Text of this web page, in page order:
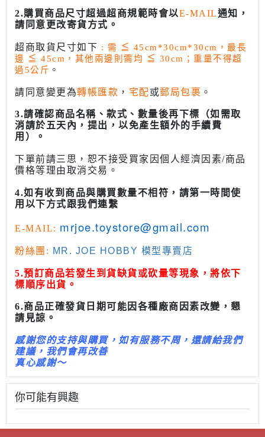
2.購買商品尺寸超過超商規範時會以E-MAIL通知，
請同意更改寄貨方式。
超商取貨尺寸如下 : 需 ≦ 45cm*30cm*30cm，最長
邊 ≦ 45cm，其他兩邊則需均 ≦ 30cm；重量不得超
過5公斤 。
請同意變更為轉帳匯款 ， 宅配或郵局包裹 。
3.請確認商品名稱、款式、數量後再下標（如需取
消請於五天內，提出，以免產生額外的手續費
用）。
下單前請三思，恕不接受買家因個人經濟因素/商品
價格等理由取消交易。
4.如有收到商品與購買數量不相符，請第一時間使
用以下方式跟我們連繫
E-MAIL: mrjoe.toystore@gmail.com
粉絲團: MR. JOE HOBBY 模型專賣店
5.預訂商品若發生到貨缺貨或砍量等現象，將依下
標順序出貨。
6.商品正確發貨日期可能因各種廠商因素改變，懇
請見諒。
感謝您的支持與購買，如有服務不周，還請給我們
建議，我們會再改善
真心感謝～
你可能有興趣